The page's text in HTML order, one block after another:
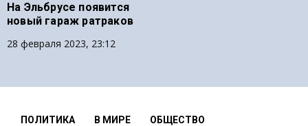
На Эльбрусе появится
новый гараж ратраков
28 февраля 2023, 23:12
ПОЛИТИКА В МИРЕ ОБЩЕСТВО